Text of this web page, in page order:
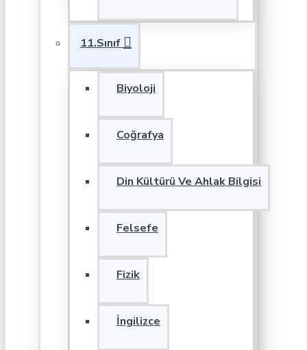
11.Sınıf
Biyoloji
Coğrafya
Din Kültürü Ve Ahlak Bilgisi
Felsefe
Fizik
İngilizce